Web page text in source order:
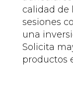
calidad de
sesiones
una
Solicita
productos